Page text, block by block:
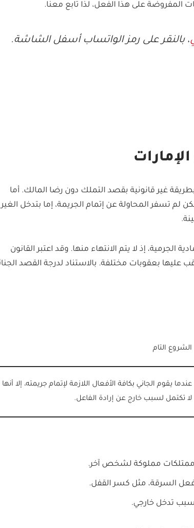
المفروضة على هذا الفعل، لذا تابع معنا.
، بالنقر على رمز الواتساب أسفل الشاشة.
غير قانونية بقصد التملك دون رضا المالك. أما
لم تسفر المحاولة عن إتمام الجريمة، إما بتدخل الغير
الجرمية، إذ لا يتم الانتهاء منها. وقد اعتبر القانون
عليها بعقوبات مختلفة. بالاستناد لدرجة القصد
الشروع التام
عندما يقوم الجاني بكافة الأفعال اللازمة لإتمام جريمته، إلا أنها
لا تكتمل لسبب خارج عن إرادة الفاعل.
ممتلكات مملوكة لشخص آخر.
فعل السرقة، مثل كسر القفل.
تدخل خارجي.